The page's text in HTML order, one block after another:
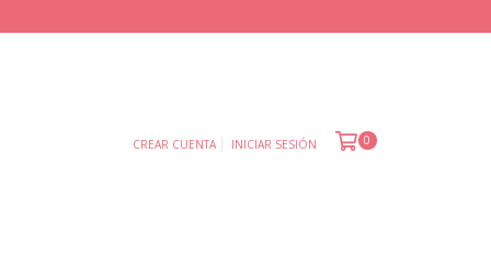
CREAR CUENTA INICIAR SESIÓN 0